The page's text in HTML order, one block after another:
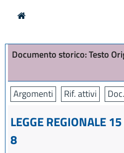
Documento storico: Testo
Argomenti Rif. attivi
LEGGE REGIONALE
8